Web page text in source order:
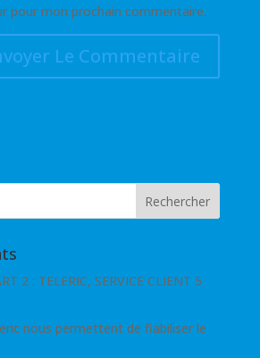
pour mon prochain commentaire.
2 : TELERIC, SERVICE CLIENT 5
nous permettent de fiabiliser le